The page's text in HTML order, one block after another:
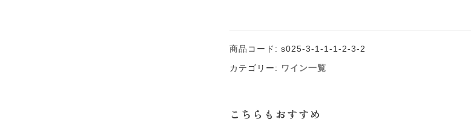
商品コード: s025-3-1-1-1-2-3-2
カテゴリー: ワイン一覧
こちらもおすすめ